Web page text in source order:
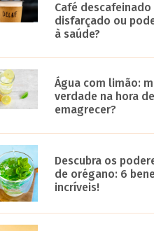
Café
disfarçado ou
à saúde?
Água com limão:
verdade na hora de
emagrecer?
Descubra os
de orégano: 6
incríveis!